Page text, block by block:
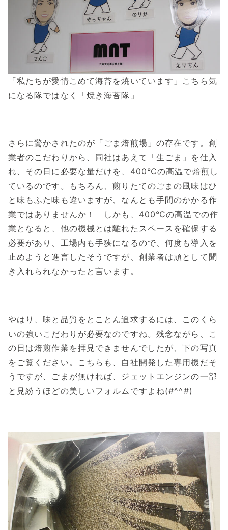
「私たちが愛情こめて海苔を焼いています」こちら気
になる隊ではなく「焼き海苔隊」
さらに驚かされたのが「ごま焙煎場」の存在です。創
業者のこだわりから、同社はあえて「生ごま」を仕入
れ、その日に必要な量だけを、400℃の高温で焙煎し
ているのです。もちろん、煎りたてのごまの風味はひ
と味もふた味も違いますが、なんとも手間のかかる作
業ではありませんか！ しかも、400℃の高温での作
業となると、他の機械とは離れたスペースを確保する
必要があり、工場内も手狭になるので、何度も導入を
止めようと進言したそうですが、創業者は頑として聞
き入れられなかったと言います。
やはり、味と品質をとことん追求するには、このくら
いの強いこだわりが必要なのですね。残念ながら、こ
の日は焙煎作業を拝見できませんでしたが、下の写真
をご覧ください。こちらも、自社開発した専用機だそ
うですが、ごまが無ければ、ジェットエンジンの一部
と見紛うほどの美しいフォルムですよね(#^^#)